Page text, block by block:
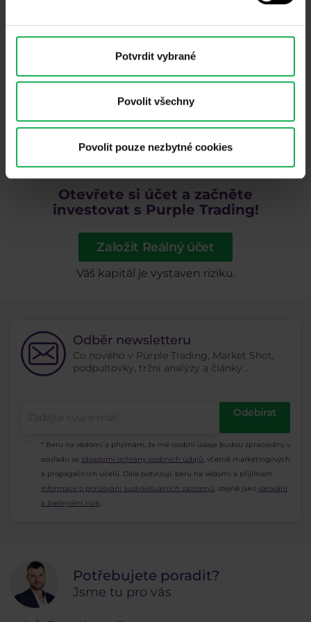
Potvrdit vybrané
Povolit všechny
Povolit pouze nezbytné cookies
tak se můžeme dozvědět, zda je trh pro nás a náš
Pro Forex i ostatní trhy tedy platí následující: každý
svědomitý obchodník, by měl vědět,jak postavit
jakým způsobem skloubitpsychologii a trading
se vaše obchodování nestalo prachobyčejným
Otevřete si účet a začněte
investovat s Purple Trading!
Založit Reálný účet
Váš kapitál je vystaven riziku.
Odběr newsletteru
Co nového v Purple Trading, Market Shot,
podpultovky, tržní analýzy a články...
Odebírat
* Beru na vědomí a přijímám, že mé osobní údaje budou zpracovány v
souladu se zásadami ochrany osobních údajů , včetně marketingových
a propagačních účelů. Dále potvrzuji, beru na vědomí a přijímám
informace o pořizování audiovizuálních záznamů , stejně jako varování
a zveřejnění rizik
Potřebujete poradit?
Jsme tu pro vás